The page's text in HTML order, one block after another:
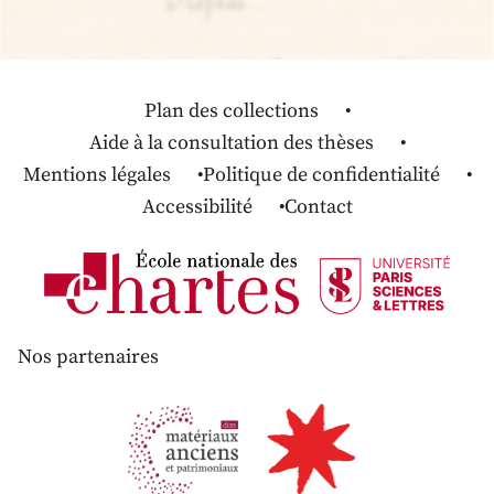
Plan des collections
Aide à la consultation des thèses
Mentions légales
Politique de confidentialité
Accessibilité
Contact
Nos partenaires